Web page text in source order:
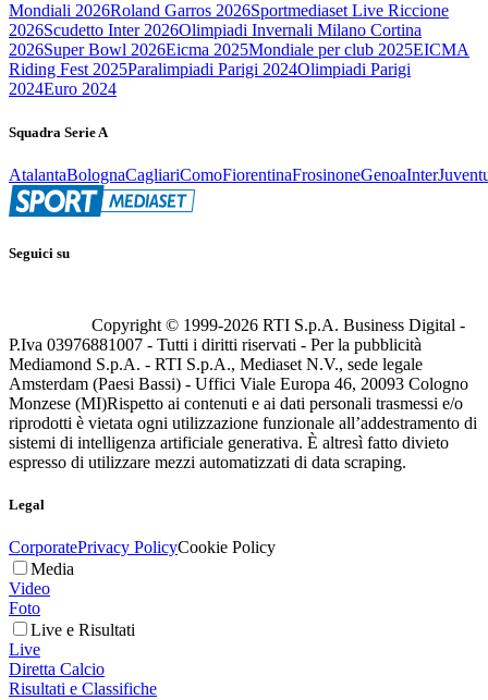
Mondiali 2026Roland Garros 2026Sportmediaset Live Riccione
2026Scudetto Inter 2026Olimpiadi Invernali Milano Cortina
2026Super Bowl 2026Eicma 2025Mondiale per club 2025EICMA
Riding Fest 2025Paralimpiadi Parigi 2024Olimpiadi Parigi
2024Euro 2024
Squadra Serie A
AtalantaBolognaCagliariComoFiorentinaFrosinoneGenoaInter
Seguici su
Copyright © 1999-2026 RTI S.p.A. Business Digital -
P.Iva 03976881007 - Tutti i diritti riservati - Per la pubblicità
Mediamond S.p.A. - RTI S.p.A., Mediaset N.V., sede legale
Amsterdam (Paesi Bassi) - Uffici Viale Europa 46, 20093 Cologno
Monzese (MI)Rispetto ai contenuti e ai dati personali trasmessi e/o
riprodotti è vietata ogni utilizzazione funzionale all’addestramento di
sistemi di intelligenza artificiale generativa. È altresì fatto divieto
espresso di utilizzare mezzi automatizzati di data scraping.
Legal
CorporatePrivacy PolicyCookie Policy
Media
Video
Foto
Live e Risultati
Live
Diretta Calcio
Risultati e Classifiche